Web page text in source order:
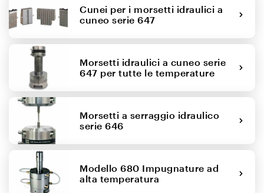
Cunei per i morsetti idraulici a
cuneo serie 647
Morsetti idraulici a cuneo serie
647 per tutte le temperature
Morsetti a serraggio idraulico
serie 646
Modello 680 Impugnature ad
alta temperatura